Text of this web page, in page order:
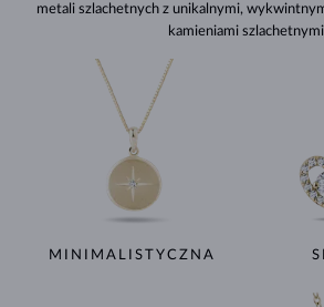
metali szlachetnych z unikalnymi,
kamieniami
MINIMALISTYCZNA